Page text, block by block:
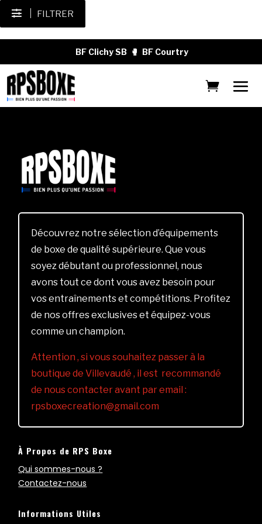
FILTRER
BF Clichy SB 🥊 BF Courtry
Découvrez notre sélection d’équipements
de boxe de qualité supérieure. Que vous
soyez débutant ou professionnel, nous
avons tout ce dont vous avez besoin pour
vos entraînements et compétitions. Profitez
de nos offres exclusives et équipez-vous
comme un champion.
Attention , si vous souhaitez passer à la
boutique de Villevaudé , il est recommandé
de nous contacter avant par email :
rpsboxecreation@gmail.com
À Propos de RPS Boxe
Qui sommes-nous ?
Contactez-nous
Informations Utiles